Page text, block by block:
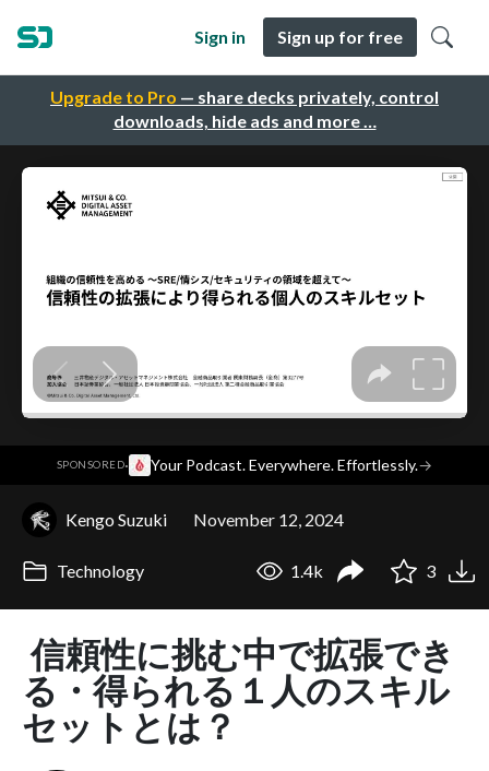
Upgrade to Pro — share decks privately, control
downloads, hide ads and more …
Sign in Sign up for free
SPONSORED· Your Podcast. Everywhere. Effortlessly.→
Kengo Suzuki November 12, 2024
Technology 1.4k 3
信頼性に挑む中で拡張でき
る・得られる１人のスキル
セットとは？